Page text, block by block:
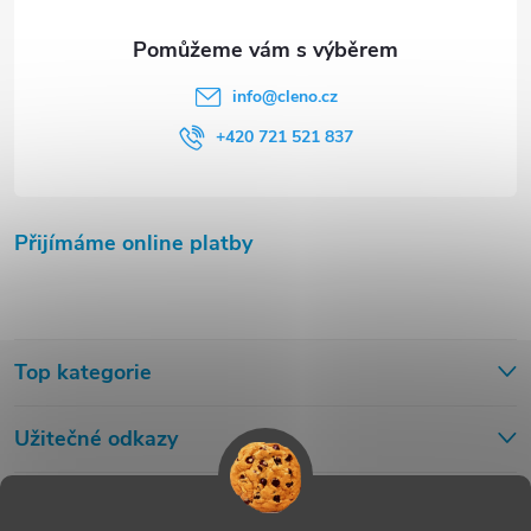
info@cleno.cz
+420 721 521 837
Přijímáme online platby
Top kategorie
Užitečné odkazy